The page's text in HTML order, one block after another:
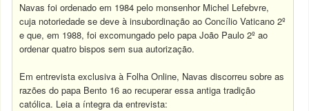
Navas foi ordenado em 1984 pelo monsenhor Michel Lefebvre,
cuja notoriedade se deve à insubordinação ao Concílio Vaticano 2º
e que, em 1988, foi excomungado pelo papa João Paulo 2º ao
ordenar quatro bispos sem sua autorização.
Em entrevista exclusiva à Folha Online, Navas discorreu sobre as
razões do papa Bento 16 ao recuperar essa antiga tradição
católica. Leia a íntegra da entrevista: